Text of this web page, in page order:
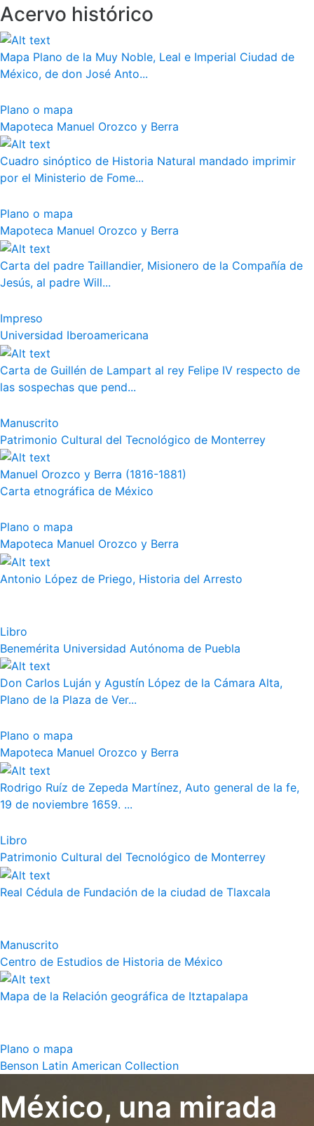
Acervo histórico
Mapa Plano de la Muy Noble, Leal e Imperial Ciudad de
México, de don José Anto...
Plano o mapa
Mapoteca Manuel Orozco y Berra
Cuadro sinóptico de Historia Natural mandado imprimir
por el Ministerio de Fome...
Plano o mapa
Mapoteca Manuel Orozco y Berra
Carta del padre Taillandier, Misionero de la Compañía de
Jesús, al padre Will...
Impreso
Universidad Iberoamericana
Carta de Guillén de Lampart al rey Felipe IV respecto de
las sospechas que pend...
Manuscrito
Patrimonio Cultural del Tecnológico de Monterrey
Manuel Orozco y Berra (1816-1881)
Carta etnográfica de México
Plano o mapa
Mapoteca Manuel Orozco y Berra
Antonio López de Priego, Historia del Arresto
Libro
Benemérita Universidad Autónoma de Puebla
Don Carlos Luján y Agustín López de la Cámara Alta,
Plano de la Plaza de Ver...
Plano o mapa
Mapoteca Manuel Orozco y Berra
Rodrigo Ruíz de Zepeda Martínez, Auto general de la fe,
19 de noviembre 1659. ...
Libro
Patrimonio Cultural del Tecnológico de Monterrey
Real Cédula de Fundación de la ciudad de Tlaxcala
Manuscrito
Centro de Estudios de Historia de México
Mapa de la Relación geográfica de Itztapalapa
Plano o mapa
Benson Latin American Collection
México, una mirada